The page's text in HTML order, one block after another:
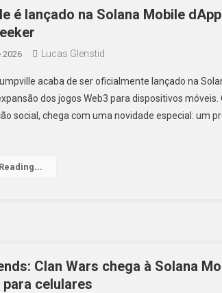
é lançado na Solana Mobile
2026 Lucas Glenstid
acaba de ser oficialmente lançado na
dos jogos Web3 para dispositivos
social, chega com uma novidade especial: um
Clan Wars chega à Solana
celulares